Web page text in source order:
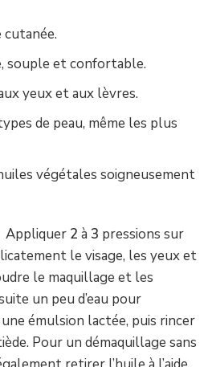
cutanée.
souple et confortable.
yeux et aux lèvres.
de peau, même les plus
végétales soigneusement
Appliquer 2 à 3 pressions sur
le visage, les yeux et
le maquillage et les
un peu d’eau pour
émulsion lactée, puis rincer
Pour un démaquillage sans